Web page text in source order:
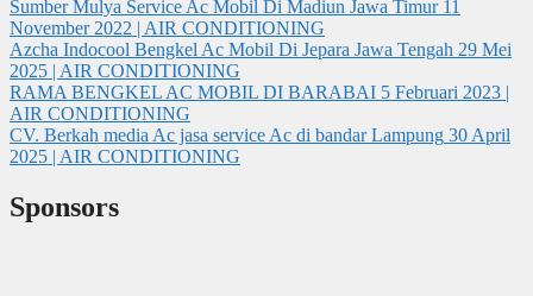
Sumber Mulya Service Ac Mobil Di Madiun Jawa Timur 11
November 2022 | AIR CONDITIONING
Azcha Indocool Bengkel Ac Mobil Di Jepara Jawa Tengah 29 Mei
2025 | AIR CONDITIONING
RAMA BENGKEL AC MOBIL DI BARABAI 5 Februari 2023 |
AIR CONDITIONING
CV. Berkah media Ac jasa service Ac di bandar Lampung 30 April
2025 | AIR CONDITIONING
Sponsors